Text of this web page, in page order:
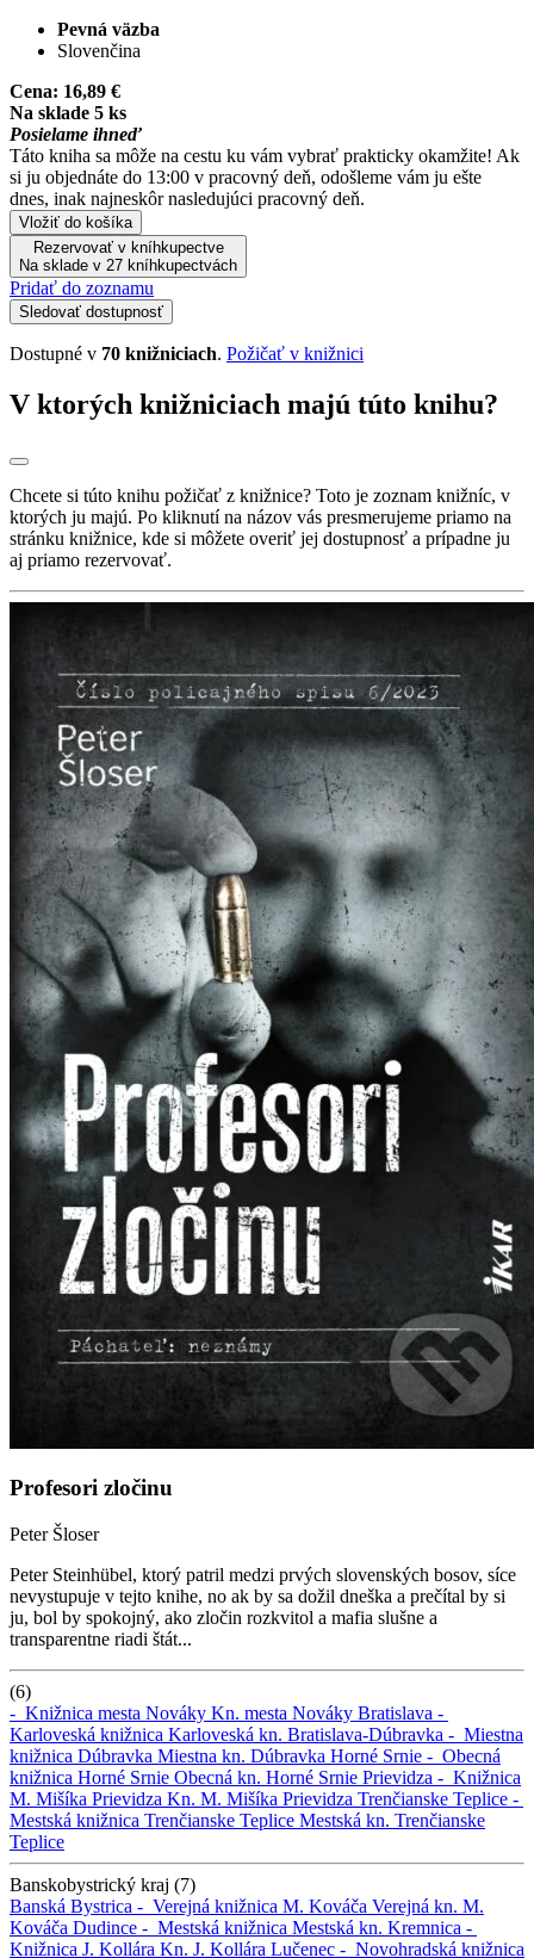
Pevná väzba
Slovenčina
Cena: 16,89 €
Na sklade 5 ks
Posielame ihneď
Táto kniha sa môže na cestu ku vám vybrať prakticky okamžite! Ak
si ju objednáte do 13:00 v pracovný deň, odošleme vám ju ešte
dnes, inak najneskôr nasledujúci pracovný deň.
Vložiť do košíka
Rezervovať v kníhkupectve
Na sklade v 27 kníhkupectvách
Pridať do zoznamu
Sledovať dostupnosť
Dostupné v 70 knižniciach. Požičať v knižnici
V ktorých knižniciach majú túto knihu?
Chcete si túto knihu požičať z knižnice? Toto je zoznam knižníc, v
ktorých ju majú. Po kliknutí na názov vás presmerujeme priamo na
stránku knižnice, kde si môžete overiť jej dostupnosť a prípadne ju
aj priamo rezervovať.
Profesori zločinu
Peter Šloser
Peter Steinhübel, ktorý patril medzi prvých slovenských bosov, síce
nevystupuje v tejto knihe, no ak by sa dožil dneška a prečítal by si
ju, bol by spokojný, ako zločin rozkvitol a mafia slušne a
transparentne riadi štát...
(6)
- Knižnica mesta Nováky Kn. mesta Nováky Bratislava -
Karloveská knižnica Karloveská kn. Bratislava-Dúbravka - Miestna
knižnica Dúbravka Miestna kn. Dúbravka Horné Srnie - Obecná
knižnica Horné Srnie Obecná kn. Horné Srnie Prievidza - Knižnica
M. Mišíka Prievidza Kn. M. Mišíka Prievidza Trenčianske Teplice -
Mestská knižnica Trenčianske Teplice Mestská kn. Trenčianske
Teplice
Banskobystrický kraj (7)
Banská Bystrica - Verejná knižnica M. Kováča Verejná kn. M.
Kováča Dudince - Mestská knižnica Mestská kn. Kremnica -
Knižnica J. Kollára Kn. J. Kollára Lučenec - Novohradská knižnica